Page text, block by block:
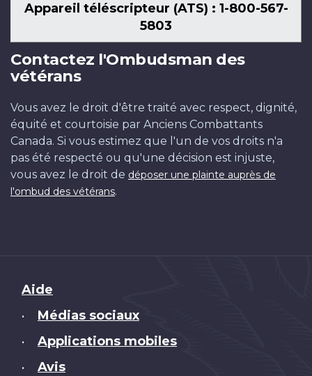
Appareil téléscripteur (ATS) : 1-800-567-
5803
Contactez l'Ombudsman des
vétérans
Vous avez le droit d'être traité avec respect, dignité,
équité et courtoisie par Anciens Combattants
Canada. Si vous estimez que l'un de vos droits n'a
pas été respecté ou qu'une décision est injuste,
vous avez le droit de déposer une plainte auprès de
l'ombud des vétérans.
Brand
Aide
• Médias sociaux
• Applications mobiles
• Avis